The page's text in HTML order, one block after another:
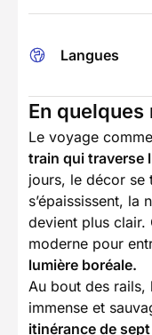
Langues
En quelques
Le voyage
train qui traverse
jours, le décor se
s’épaississent, la
devient plus clair.
moderne pour
lumière boréale.
Au bout des rails,
immense et
itinérance de